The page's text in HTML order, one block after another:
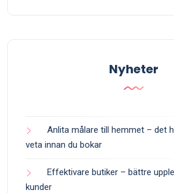
Nyheter
Anlita målare till hemmet – det
veta innan du bokar
Effektivare butiker – bättre
kunder